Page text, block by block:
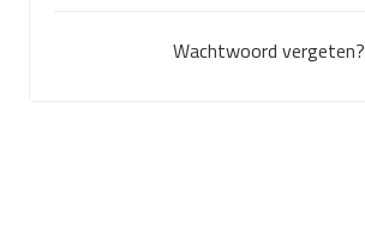
Wachtwoord vergeten?